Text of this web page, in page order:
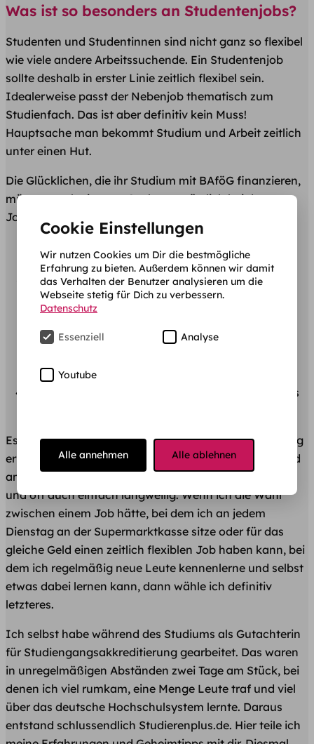
Was ist so besonders an Studentenjobs?
Studenten und Studentinnen sind nicht ganz so flexibel
wie viele andere Arbeitssuchende. Ein Studentenjob
sollte deshalb in erster Linie zeitlich flexibel sein.
Idealerweise passt der Nebenjob thematisch zum
Studienfach. Das ist aber definitiv kein Muss!
Hauptsache man bekommt Studium und Arbeit zeitlich
unter einen Hut.
Die Glücklichen, die ihr Studium mit BAföG finanzieren,
müssen noch ein paar Sachen zusätzlich bei der
Jobsuche beachten:
Fernstudium.
Der Arbeitsvertrag darf nicht mehr als 20
Arbeitsstunden pro Woche während der
In den Semesterferien dürfen BAföG-
arbeiten wie alle anderen auch.
Für BAföG Empfänger lohnt es sich nicht, mehr als
Es gibt nicht viele Job, die all diese Kriterien gleichzeitig
erfüllen. Es gibt zwar die klassischen Minijobs wie Sand
am Meer. Die sind aber meistens nicht wirklich flexibel
und oft auch einfach langweilig. Wenn ich die Wahl
zwischen einem Job hätte, bei dem ich an jedem
Dienstag an der Supermarktkasse sitze oder für das
gleiche Geld einen zeitlich flexiblen Job haben kann, bei
dem ich regelmäßig neue Leute kennenlerne und selbst
etwas dabei lernen kann, dann wähle ich definitiv
letzteres.
Ich selbst habe während des Studiums als Gutachterin
für Studiengangsakkreditierung gearbeitet. Das waren
in unregelmäßigen Abständen zwei Tage am Stück, bei
denen ich viel rumkam, eine Menge Leute traf und viel
über das deutsche Hochschulsystem lernte. Daraus
entstand schlussendlich Studierenplus.de. Hier teile ich
Cookie Einstellungen
Wir nutzen Cookies um Dir die bestmögliche
Erfahrung zu bieten. Außerdem können wir damit
das Verhalten der Benutzer analysieren um die
Webseite stetig für Dich zu verbessern.
Datenschutz
Essenziell Analyse
Youtube
Alle annehmen Alle ablehnen